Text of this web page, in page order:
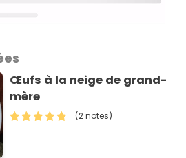
Œufs à la neige de grand-
mère
(2 notes)